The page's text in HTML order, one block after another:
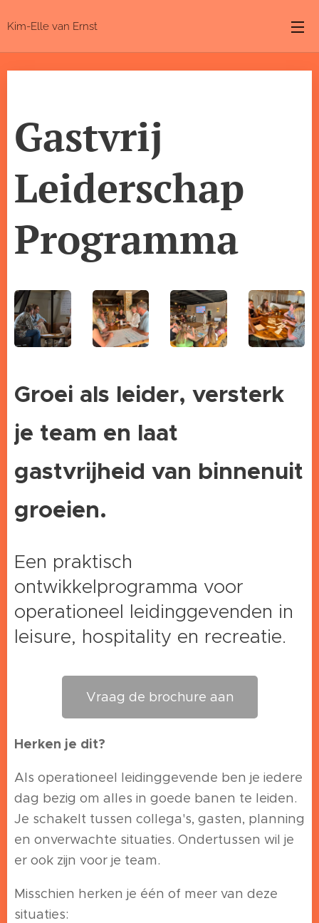
Kim-Elle van Ernst
Gastvrij
Leiderschap
Programma
Groei als leider, versterk
je team en laat
gastvrijheid van binnenuit
groeien.
Een praktisch
ontwikkelprogramma voor
operationeel leidinggevenden in
leisure, hospitality en recreatie.
Vraag de brochure aan
Herken je dit?
Als operationeel leidinggevende ben je iedere
dag bezig om alles in goede banen te leiden.
Je schakelt tussen collega's, gasten, planning
en onverwachte situaties. Ondertussen wil je
er ook zijn voor je team.
Misschien herken je één of meer van deze
situaties: